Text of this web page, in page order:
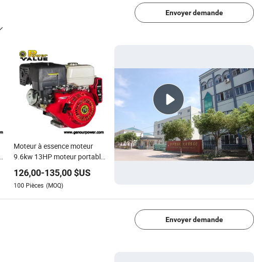
Envoyer demande
Moteur à essence moteur
9.6kw 13HP moteur portable
silencieux longue durée de
fonctionnement puissance
forte pièces de générateur
Zh390
126,00-135,00$US
100 Pièces (MOQ)
Envoyer demande